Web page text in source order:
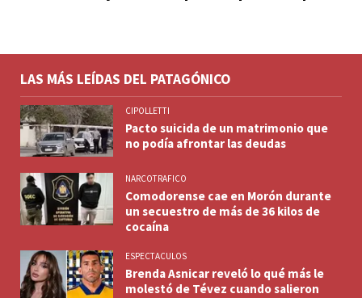
LAS MÁS LEÍDAS DEL PATAGÓNICO
CIPOLLETTI
Pacto suicida de un matrimonio que
no podía afrontar las deudas
NARCOTRAFICO
Comodorense cae en Morón durante
un secuestro de más de 36 kilos de
cocaína
ESPECTACULOS
Brenda Asnicar reveló lo qué más le
molestó de Tévez cuando salieron